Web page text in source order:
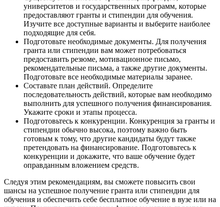
университетов и государственных программ, которые
предоставляют гранты и стипендии для обучения.
Изучите все доступные варианты и выберите наиболее
подходящие для себя.
Подготовьте необходимые документы. Для получения
гранта или стипендии вам может потребоваться
предоставить резюме, мотивационное письмо,
рекомендательные письма, а также другие документы.
Подготовьте все необходимые материалы заранее.
Составьте план действий. Определите
последовательность действий, которые вам необходимо
выполнить для успешного получения финансирования.
Укажите сроки и этапы процесса.
Подготовьтесь к конкуренции. Конкуренция за гранты и
стипендии обычно высока, поэтому важно быть
готовым к тому, что другие кандидаты будут также
претендовать на финансирование. Подготовьтесь к
конкуренции и докажите, что ваше обучение будет
оправданным вложением средств.
Следуя этим рекомендациям, вы сможете повысить свои
шансы на успешное получение гранта или стипендии для
обучения и обеспечить себе бесплатное обучение в вузе или на